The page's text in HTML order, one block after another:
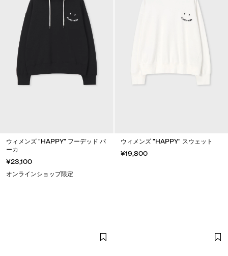
ウィメンズ "HAPPY" フーデッド パ
ーカ
¥23,100
オンラインショップ限定
ウィメンズ "HAPPY" スウェット
¥19,800